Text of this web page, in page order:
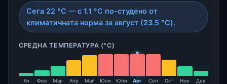
Сега 22 °C — с 1.1 °C по-студено от
климатичната норма за август (23.5 °C).
СРЕДНА ТЕМПЕРАТУРА (°C)
Ян Фев Мар Апр Май Юни Юли Авг Сеп Окт Ное Дек